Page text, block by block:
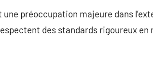
préoccupation majeure dans
des standards rigoureux